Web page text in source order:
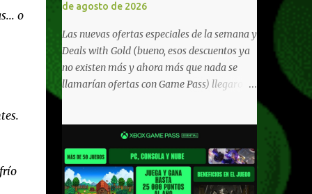
o
de agosto de 2026
Las nuevas ofertas especiales de la semana y
Deals with Gold (bueno, esos descuentos ya
no existen más y ahora más que nada se
llamarían ofertas con Game Pass) llegaron a
Xbox Live (lo lamento, pero cuesta decirle
10/11, varios de los juegos que están de
oferta también cuentan con soporte para
Xbox Play Anywhere, lo que nos permite
jugarlos y mantener un progreso